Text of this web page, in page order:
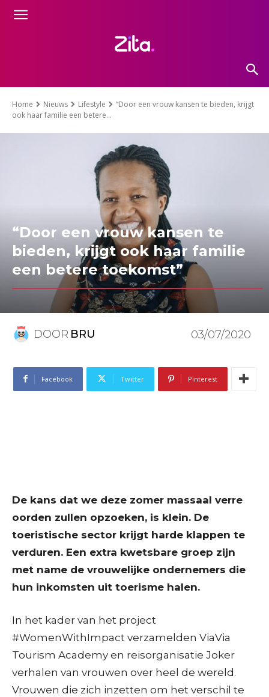
Home Nieuws Lifestyle
“Door een vrouw kansen te bieden, krijgt
ook haar familie een betere...
“Door een vrouw kansen te
bieden, krijgt ook haar familie
een betere toekomst”
DOOR BRU 03/07/2020
Facebook Twitter Pinterest
De kans dat we deze zomer massaal verre
oorden zullen opzoeken, is klein. De
toeristische sector krijgt harde klappen te
verduren. Een extra kwetsbare groep zijn
met name de vrouwelijke ondernemers die
hun inkomsten uit toerisme halen.
In het kader van het project
#WomenWithImpact verzamelden ViaVia
Tourism Academy en reisorganisatie Joker
verhalen van vrouwen over heel de wereld.
Vrouwen die zich inzetten om het verschil te